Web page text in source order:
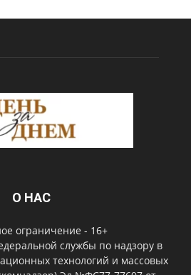
О НАС
ограничение - 16+
службы по надзору в
технологий и массовых